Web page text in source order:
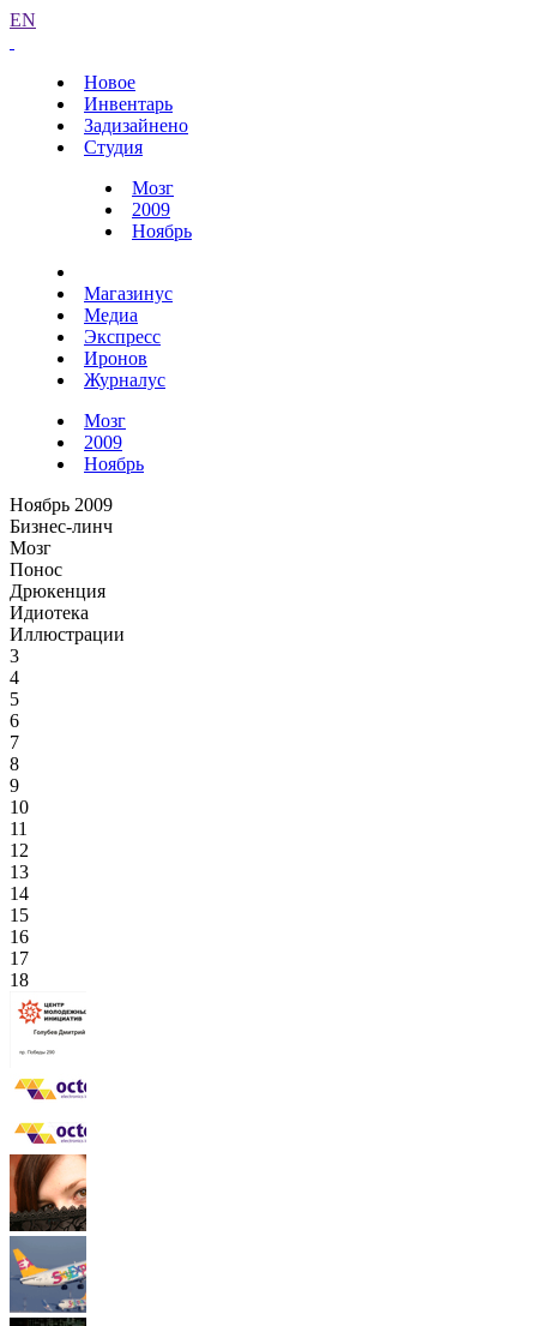
EN
Новое
Инвентарь
Задизайнено
Студия
Мозг
2009
Ноябрь
Магазинус
Медиа
Экспресс
Иронов
Журналус
Мозг
2009
Ноябрь
Ноябрь 2009
Бизнес-линч
Мозг
Понос
Дрюкенция
Идиотека
Иллюстрации
3
4
5
6
7
8
9
10
11
12
13
14
15
16
17
18